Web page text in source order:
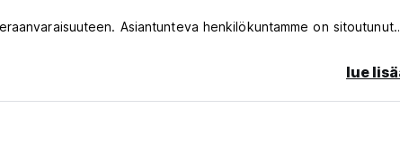
Asiantunteva henkilökuntamme on sitoutunut
parantamiseksi. Voit rentoutua kauniilla sisäpihallamme,
lue